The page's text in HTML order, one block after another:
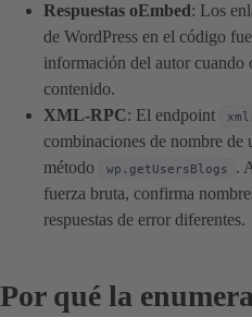
Respuestas oEmbed: Los
de WordPress en el código
información del autor cuando
contenido.
XML-RPC: El endpoint
combinaciones de nombre de
método
wp.getUsersBlogs
.
fuerza bruta, confirma
respuestas de error diferentes.
Por qué la